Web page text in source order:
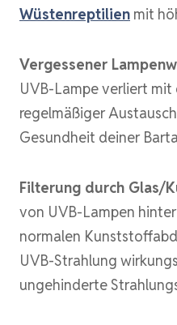
Wüstenreptilien mit
Vergessener
UVB-Lampe verliert mit
regelmäßiger
Gesundheit deiner
Filterung durch Glas/
von UVB-Lampen
normalen
UVB-Strahlung
ungehinderte